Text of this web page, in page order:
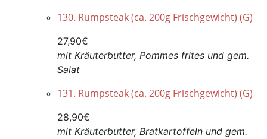
130. Rumpsteak (ca. 200g Frischgewicht) (G)
27,90€
mit Kräuterbutter, Pommes frites und gem.
Salat
131. Rumpsteak (ca. 200g Frischgewicht) (G)
28,90€
mit Kräuterbutter, Bratkartoffeln und gem.